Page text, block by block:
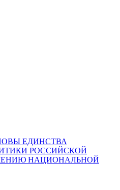
ЕДИНСТВА
РОССИЙСКОЙ
НАЦИОНАЛЬНОЙ